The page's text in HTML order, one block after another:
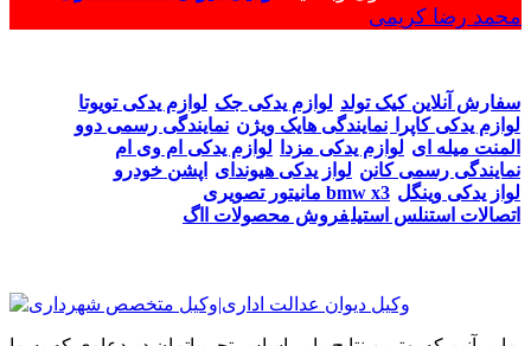
محمد رضا کریمی
سفارش آنلاین کیک تولد لوازم یدکی جک لوازم یدکی تویوتا
لوازم یدکی کاپرا
نمایندگی هایک ویژن نمایندگی رسمی دوو
المنت میله ای لوازم یدکی مزدا
لوازم یدکی ام وی ام
نمایندگی رسمی کانن لواز یدکی هیوندای
اپشن خودرو
مانیتور تصویری bmw x3 لواز یدکی وینگل
اتصالات استنلس استیلفروش محصولات ااگ